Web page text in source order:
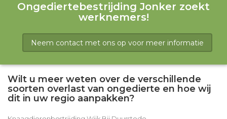
Ongediertebestrijding Jonker zoekt
werknemers!
Neem contact met ons op voor meer informatie
Wilt u meer weten over de verschillende
soorten overlast van ongedierte en hoe wij
dit in uw regio aanpakken?